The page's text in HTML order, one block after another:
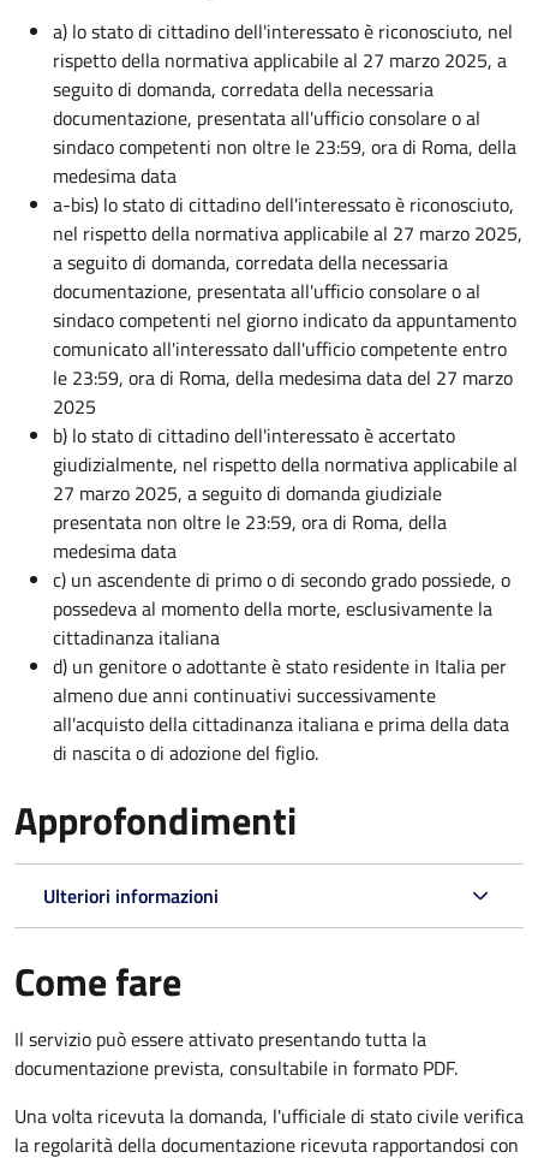
a) lo stato di cittadino dell'interessato è riconosciuto, nel
rispetto della normativa applicabile al 27 marzo 2025, a
seguito di domanda, corredata della necessaria
documentazione, presentata all'ufficio consolare o al
sindaco competenti non oltre le 23:59, ora di Roma, della
medesima data
a-bis) lo stato di cittadino dell'interessato è riconosciuto,
nel rispetto della normativa applicabile al 27 marzo 2025,
a seguito di domanda, corredata della necessaria
documentazione, presentata all'ufficio consolare o al
sindaco competenti nel giorno indicato da appuntamento
comunicato all'interessato dall'ufficio competente entro
le 23:59, ora di Roma, della medesima data del 27 marzo
2025
b) lo stato di cittadino dell'interessato è accertato
giudizialmente, nel rispetto della normativa applicabile al
27 marzo 2025, a seguito di domanda giudiziale
presentata non oltre le 23:59, ora di Roma, della
medesima data
c) un ascendente di primo o di secondo grado possiede, o
possedeva al momento della morte, esclusivamente la
cittadinanza italiana
d) un genitore o adottante è stato residente in Italia per
almeno due anni continuativi successivamente
all'acquisto della cittadinanza italiana e prima della data
di nascita o di adozione del figlio.
Approfondimenti
Ulteriori informazioni
Come fare
Il servizio può essere attivato presentando tutta la
documentazione prevista, consultabile in formato PDF.
Una volta ricevuta la domanda, l'ufficiale di stato civile verifica
la regolarità della documentazione ricevuta rapportandosi con